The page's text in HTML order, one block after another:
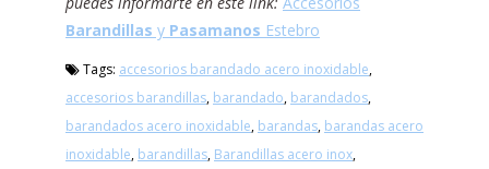
Barandillas y Pasamanos Estebro
Tags: accesorios barandado acero inoxidable,
accesorios barandillas, barandado, barandados,
barandados acero inoxidable, barandas, barandas acero
inoxidable, barandillas, Barandillas acero inox,